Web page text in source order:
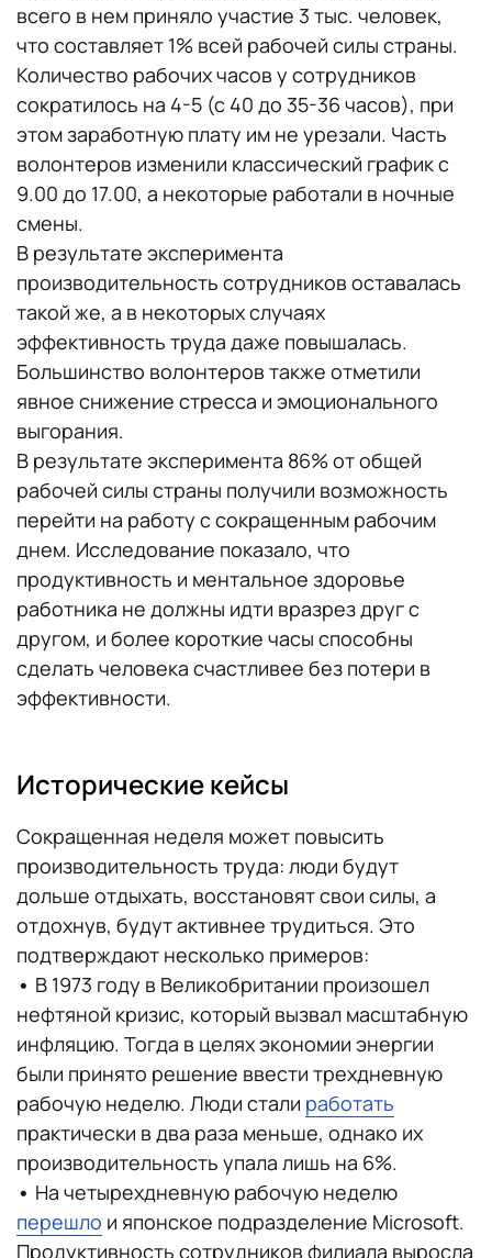
всего в нем приняло участие 3 тыс. человек,
что составляет 1% всей рабочей силы страны.
Количество рабочих часов у сотрудников
сократилось на 4-5 (с 40 до 35-36 часов), при
этом заработную плату им не урезали. Часть
волонтеров изменили классический график с
9.00 до 17.00, а некоторые работали в ночные
смены.
В результате эксперимента
производительность сотрудников оставалась
такой же, а в некоторых случаях
эффективность труда даже повышалась.
Большинство волонтеров также отметили
явное снижение стресса и эмоционального
выгорания.
В результате эксперимента 86% от общей
рабочей силы страны получили возможность
перейти на работу с сокращенным рабочим
днем. Исследование показало, что
продуктивность и ментальное здоровье
работника не должны идти вразрез друг с
другом, и более короткие часы способны
сделать человека счастливее без потери в
эффективности.
Исторические кейсы
Сокращенная неделя может повысить
производительность труда: люди будут
дольше отдыхать, восстановят свои силы, а
отдохнув, будут активнее трудиться. Это
подтверждают несколько примеров:
• В 1973 году в Великобритании произошел
нефтяной кризис, который вызвал масштабную
инфляцию. Тогда в целях экономии энергии
были принято решение ввести трехдневную
рабочую неделю. Люди стали работать
практически в два раза меньше, однако их
производительность упала лишь на 6%.
• На четырехдневную рабочую неделю
перешло и японское подразделение Microsoft.
Продуктивность сотрудников филиала выросла